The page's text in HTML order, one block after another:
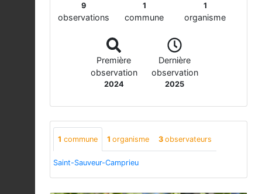
9
observations
1
commune
1
organisme
Première
observation
2024
Dernière
observation
2025
1 commune 1 organisme 3 observateurs
Saint-Sauveur-Camprieu